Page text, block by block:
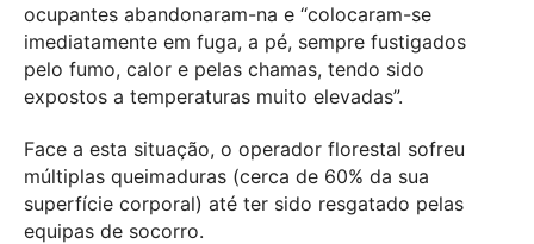
ocupantes abandonaram-na e “colocaram-se
imediatamente em fuga, a pé, sempre fustigados
pelo fumo, calor e pelas chamas, tendo sido
expostos a temperaturas muito elevadas”.
Face a esta situação, o operador florestal sofreu
múltiplas queimaduras (cerca de 60% da sua
superfície corporal) até ter sido resgatado pelas
equipas de socorro.